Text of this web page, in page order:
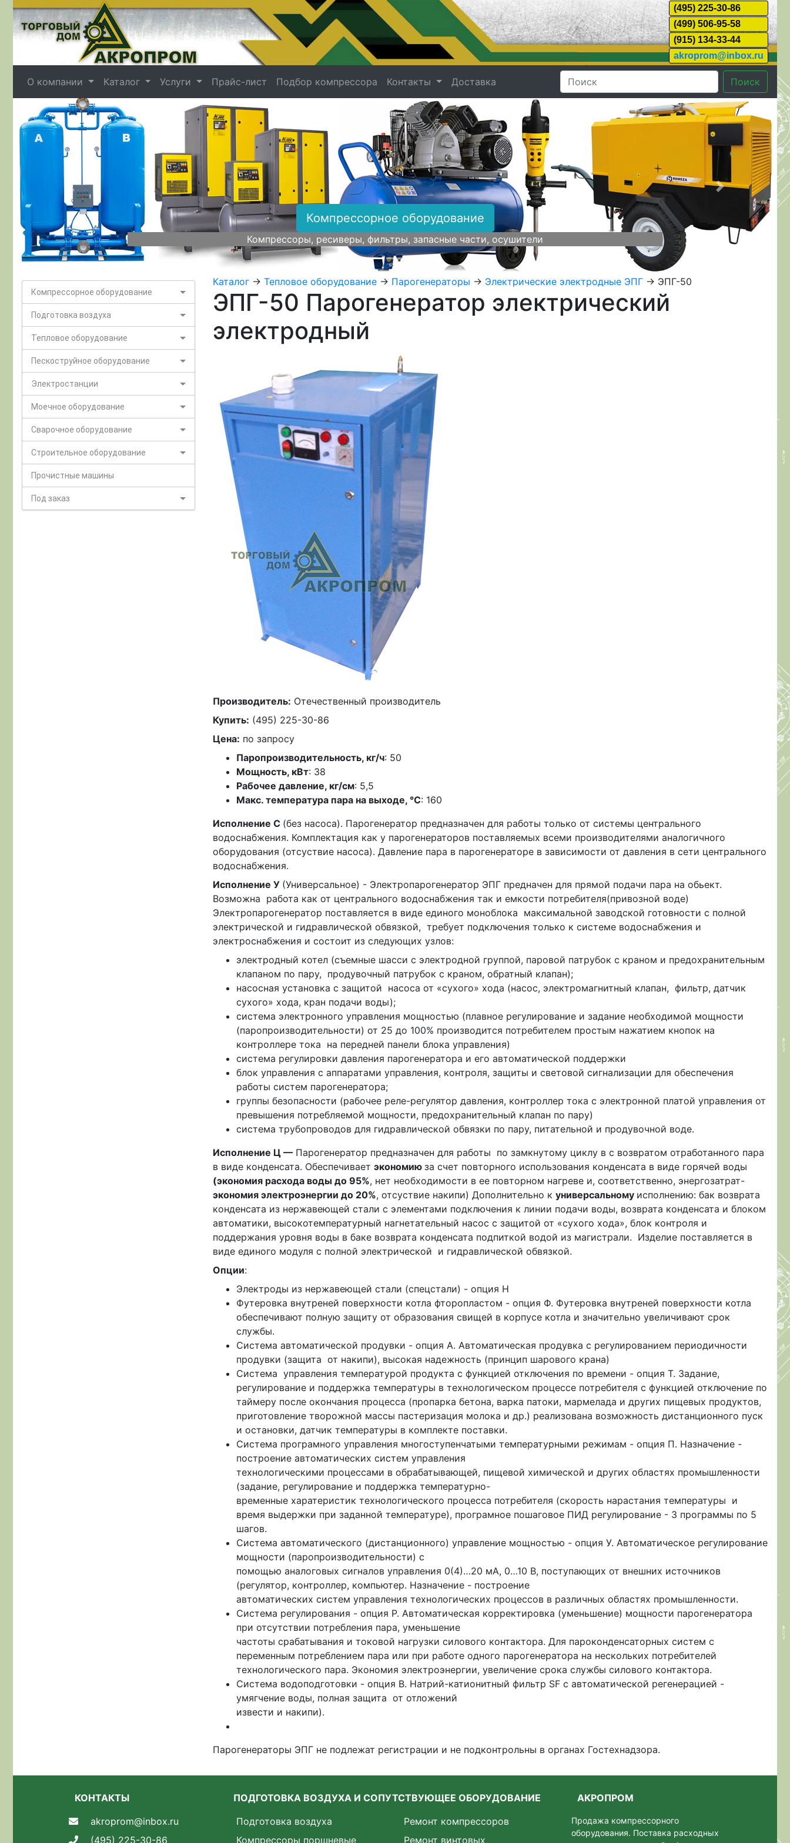
(495) 225-30-86
(499) 506-95-58
(915) 134-33-44
akroprom@inbox.ru
О компании Каталог Услуги Прайс-лист Подбор компрессора Контакты Доставка Поиск
Комплектующие для компрессоров
Головки, реле давления, рукава, ресиверы, усилители
Назад Далее
Компрессорное оборудование
Подготовка воздуха
Тепловое оборудование
Пескоструйное оборудование
Электростанции
Моечное оборудование
Сварочное оборудование
Строительное оборудование
Прочистные машины
Под заказ
Каталог -> Тепловое оборудование -> Парогенераторы -> Электрические электродные ЭПГ -> ЭПГ-50
ЭПГ-50 Парогенератор электрический
электродный
Производитель: Отечественный производитель
Купить: (495) 225-30-86
Цена: по запросу
Паропроизводительность, кг/ч: 50
Мощность, кВт: 38
Рабочее давление, кг/см: 5,5
Макс. температура пара на выходе, °С: 160
Исполнение С (без насоса). Парогенератор предназначен для работы только от системы центрального
водоснабжения. Комплектация как у парогенераторов поставляемых всеми производителями аналогичного
оборудования (отсуствие насоса). Давление пара в парогенераторе в зависимости от давления в сети центрального
водоснабжения.
Исполнение У (Универсальное) - Электропарогенератор ЭПГ предначен для прямой подачи пара на обьект.
Возможна работа как от центрального водоснабжения так и емкости потребителя(привозной воде)
Электропарогенератор поставляется в виде единого моноблока максимальной заводской готовности с полной
электрической и гидравлической обвязкой, требует подключения только к системе водоснабжения и
электроснабжения и состоит из следующих узлов:
электродный котел (съемные шасси с электродной группой, паровой патрубок с краном и предохранительным
клапаном по пару, продувочный патрубок с краном, обратный клапан);
насосная установка с защитой насоса от «сухого» хода (насос, электромагнитный клапан, фильтр, датчик
сухого» хода, кран подачи воды);
система электронного управления мощностью (плавное регулирование и задание необходимой мощности
(паропроизводительности) от 25 до 100% производится потребителем простым нажатием кнопок на
контроллере тока на передней панели блока управления)
система регулировки давления парогенератора и его автоматической поддержки
блок управления с аппаратами управления, контроля, защиты и световой сигнализации для обеспечения
работы систем парогенератора;
группы безопасности (рабочее реле-регулятор давления, контроллер тока с электронной платой управления от
превышения потребляемой мощности, предохранительный клапан по пару)
система трубопроводов для гидравлической обвязки по пару, питательной и продувочной воде.
Исполнение Ц — Парогенератор предназначен для работы по замкнутому циклу в с возвратом отработанного пара
в виде конденсата. Обеспечивает экономию за счет повторного использования конденсата в виде горячей воды
(экономия расхода воды до 95%, нет необходимости в ее повторном нагреве и, соответственно, энергозатрат-
экономия электроэнергии до 20%, отсуствие накипи) Дополнительно к универсальному исполнению: бак возврата
конденсата из нержавеющей стали с элементами подключения к линии подачи воды, возврата конденсата и блоком
автоматики, высокотемпературный нагнетательный насос с защитой от «сухого хода», блок контроля и
поддержания уровня воды в баке возврата конденсата подпиткой водой из магистрали. Изделие поставляется в
виде единого модуля с полной электрической и гидравлической обвязкой.
Опции:
Электроды из нержавеющей стали (спецстали) - опция Н
Футеровка внутреней поверхности котла фторопластом - опция Ф. Футеровка внутреней поверхности котла
обеспечивают полную защиту от образования свищей в корпусе котла и значительно увеличивают срок
службы.
Система автоматической продувки - опция А. Автоматическая продувка с регулированием периодичности
продувки (защита от накипи), высокая надежность (принцип шарового крана)
Система управления температурой продукта с функцией отключения по времени - опция Т. Задание,
регулирование и поддержка температуры в технологическом процессе потребителя с функцией отключение по
таймеру после окончания процесса (пропарка бетона, варка патоки, мармелада и других пищевых продуктов,
приготовление творожной массы пастеризация молока и др.) реализована возможность дистанционного пуск
и остановки, датчик температуры в комплекте поставки.
Система програмного управления многоступенчатыми температурными режимам - опция П. Назначение -
построение автоматических систем управления
технологическими процессами в обрабатывающей, пищевой химической и других областях промышленности
(задание, регулирование и поддержка температурно-
временные харатеристик технологического процесса потребителя (скорость нарастания температуры и
время выдержки при заданной температуре), програмное пошаговое ПИД регулирование - 3 программы по 5
шагов.
Система автоматического (дистанционного) управление мощностью - опция У. Автоматическое регулирование
мощности (паропроизводительности) с
помощью аналоговых сигналов управления 0(4)…20 мА, 0…10 В, поступающих от внешних источников
(регулятор, контроллер, компьютер. Назначение - построение
автоматических систем управления технологических процессов в различных областях промышленности.
Система регулирования - опция Р. Автоматическая корректировка (уменьшение) мощности парогенератора
при отсутствии потребления пара, уменьшение
частоты срабатывания и токовой нагрузки силового контактора. Для пароконденсаторных систем с
переменным потреблением пара или при работе одного парогенератора на нескольких потребителей
технологического пара. Экономия электроэнергии, увеличение срока службы силового контактора.
Система водоподготовки - опция В. Натрий-катионитный фильтр SF с автоматической регенерацией -
умягчение воды, полная защита от отложений
извести и накипи).
Парогенераторы ЭПГ не подлежат регистрации и не подконтрольны в органах Гостехнадзора.
КОНТАКТЫ
akroprom@inbox.ru
(495) 225-30-86
ПОДГОТОВКА ВОЗДУХА И СОПУТСТВУЮЩЕЕ ОБОРУДОВАНИЕ
Подготовка воздуха
Компрессоры поршневые
Ремонт компрессоров
Ремонт винтовых
АКРОПРОМ
Продажа компрессорного
оборудования. Поставка расходных